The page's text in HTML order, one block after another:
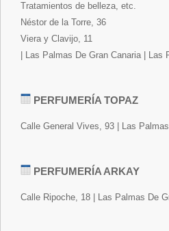
Tratamientos de belleza, etc.
Néstor de la Torre, 36
Viera y Clavijo, 11
| Las Palmas De Gran Canaria | Las
PERFUMERÍA TOPAZ
Calle General Vives, 93 | Las
PERFUMERÍA ARKAY
Calle Ripoche, 18 | Las Palmas De